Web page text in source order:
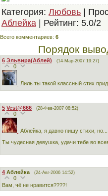
Категория: Любовь |
Аблейка | Рейтинг: 5.0/2
Всего комментариев: 6
Порядок
6 Эльвира(Аблей) (14-Мар-2007 19:27)
0
Лиль ты такой классный стих
5 Vest@666 (28-Фев-2007 08:52)
0
Аблейка, я давно пишу стихи,
Ты чудесная девушка, удачи тебе во
4 Аблейка (24-Авг-2006 14:52)
0
Вам, чё не нравится????!